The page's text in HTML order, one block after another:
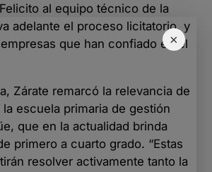
×
al equipo técnico de la
adelante el proceso licitatorio, y
que han confiado en el
Zárate remarcó la relevancia de
escuela primaria de gestión
que en la actualidad brinda
primero a cuarto grado. “Estas
resolver activamente tanto la